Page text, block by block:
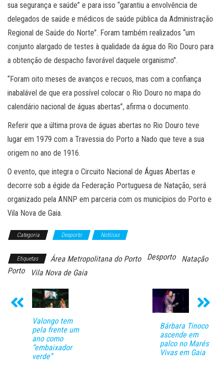
sua segurança e saúde” e para isso “garantiu a envolvência de
delegados de saúde e médicos de saúde pública da Administração
Regional de Saúde do Norte”. Foram também realizados “um
conjunto alargado de testes à qualidade da água do Rio Douro para
a obtenção de despacho favorável daquele organismo”.
“Foram oito meses de avanços e recuos, mas com a confiança
inabalável de que era possível colocar o Rio Douro no mapa do
calendário nacional de águas abertas”, afirma o documento.
Referir que a última prova de águas abertas no Rio Douro teve
lugar em 1979 com a Travessia do Porto a Nado que teve a sua
origem no ano de 1916.
O evento, que integra o Circuito Nacional de Águas Abertas e
decorre sob a égide da Federação Portuguesa de Natação, será
organizado pela ANNP em parceria com os municípios do Porto e
Vila Nova de Gaia.
Categoria Desporto Notícias
Etiquetas Área Metropolitana do Porto Desporto
Natação
Porto
Vila Nova de Gaia
Valongo tem
pela frente um
ano como
“embaixador
verde”
Bárbara Tinoco
ascende em
palco no Marés
Vivas em Gaia